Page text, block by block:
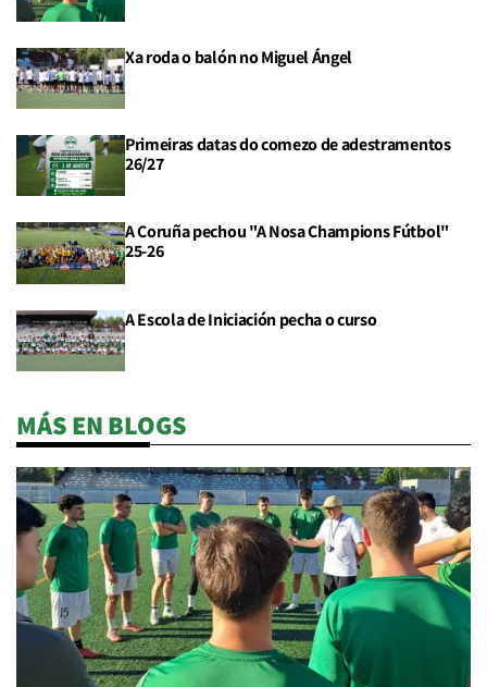
Xa roda o balón no Miguel Ángel
Primeiras datas do comezo de adestramentos
26/27
A Coruña pechou "A Nosa Champions Fútbol"
25-26
A Escola de Iniciación pecha o curso
MÁS EN BLOGS